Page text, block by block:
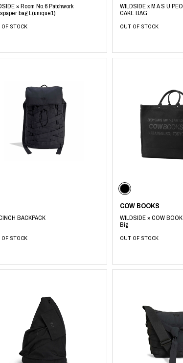
ジオ
YAMAMOTO
ブック
× Room No.6 Patchwork
bag L(unique1)
OF STOCK
WILDSIDE x M A S U
CAKE BAG
OUT OF STOCK
BACKPACK
OF STOCK
COW BOOKS
WILDSIDE × COW
Big
OUT OF STOCK